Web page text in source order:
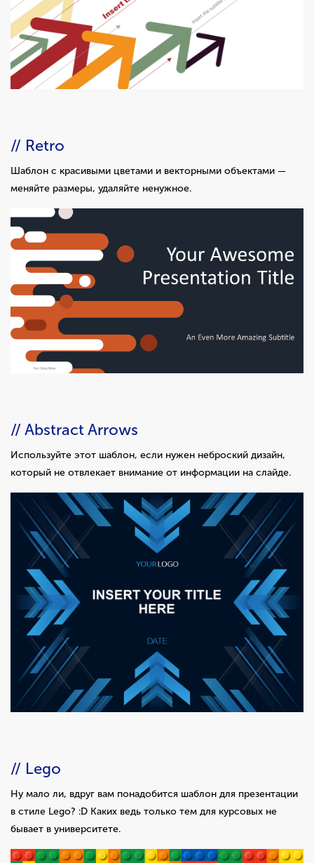
// Retro
Шаблон с красивыми цветами и векторными объектами —
меняйте размеры, удаляйте ненужное.
// Abstract Arrows
Используйте этот шаблон, если нужен неброский дизайн,
который не отвлекает внимание от информации на слайде.
// Lego
Ну мало ли, вдруг вам понадобится шаблон для презентации
в стиле Lego? :D Каких ведь только тем для курсовых не
бывает в университете.